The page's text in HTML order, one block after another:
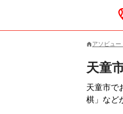
アソビュー
天童
天童市で
棋」など